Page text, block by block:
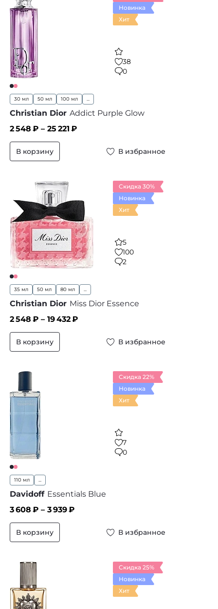
Новинка
Хит
38
0
30 мл 50 мл 100 мл ...
Christian Dior Addict Purple Glow
2 548 ₽ – 25 221 ₽
В корзину В избранное
Скидка 30%
Новинка
Хит
5
100
2
35 мл 50 мл 80 мл ...
Christian Dior Miss Dior Essence
2 548 ₽ – 19 432₽
В корзину В избранное
Скидка 22%
Новинка
Хит
7
0
110 мл ...
Davidoff Essentials Blue
3 608 ₽ – 3 939₽
В корзину В избранное
Скидка 25%
Новинка
Хит